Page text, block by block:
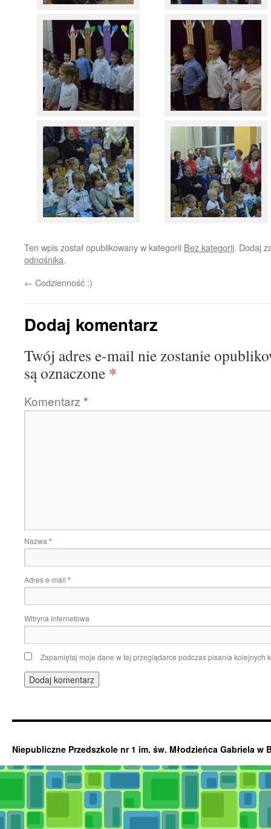
Ten wpis został opublikowany w kategorii Bez kategorii. Dodaj
odnośnika.
← Codzienność :)
Dodaj komentarz
Twój adres e-mail nie zostanie
są oznaczone *
Komentarz *
Nazwa *
Adres e-mail *
Witryna internetowa
Zapamiętaj moje dane w tej przeglądarce podczas pisania kolejnych
Niepubliczne Przedszkole nr 1 im. św. Młodzieńca Gabriela w